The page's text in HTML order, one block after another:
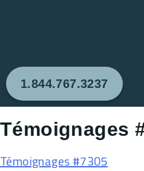
1.844.767.3237
Témoignages
Témoignages #7305